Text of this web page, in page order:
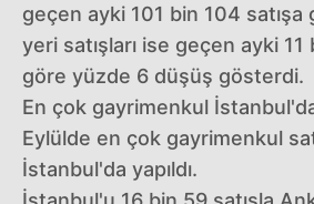
geçen ayki 101 bin 104 satışa
yeri satışları ise geçen ayki 11
göre yüzde 6 düşüş gösterdi.
En çok gayrimenkul İstanbul'da
Eylülde en çok gayrimenkul
İstanbul'da yapıldı.